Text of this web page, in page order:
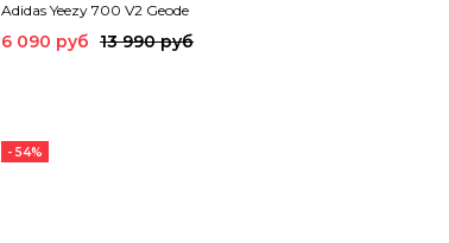
Adidas Yeezy 700 V2 Geode
6 090 руб 13 990 руб
- 54%